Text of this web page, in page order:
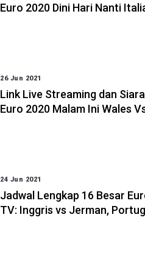
Euro 2020 Dini Hari Nanti
26 Jun 2021
Link Live Streaming dan
Euro 2020 Malam Ini Wales
24 Jun 2021
Jadwal Lengkap 16 Besar
TV: Inggris vs Jerman,